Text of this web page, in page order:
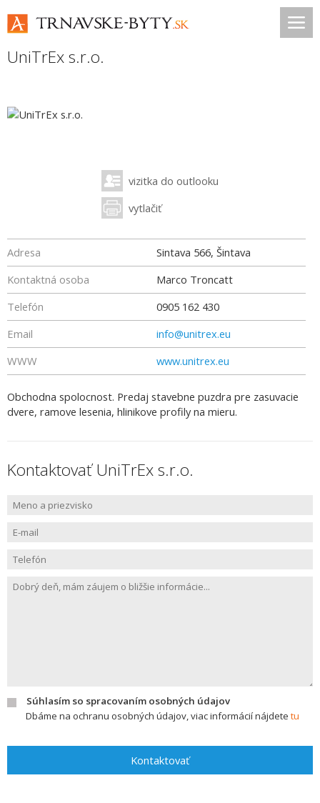
UniTrEx s.r.o.
vizitka do outlooku
vytlačiť
Adresa
Sintava 566, Šintava
Kontaktná osoba
Marco Troncatt
Telefón
0905 162 430
Email
info@unitrex.eu
WWW
www.unitrex.eu
Obchodna spolocnost. Predaj stavebne puzdra pre zasuvacie
dvere, ramove lesenia, hlinikove profily na mieru.
Kontaktovať UniTrEx s.r.o.
Súhlasím so spracovaním osobných údajov
Dbáme na ochranu osobných údajov, viac informácií nájdete tu
Kontaktovať